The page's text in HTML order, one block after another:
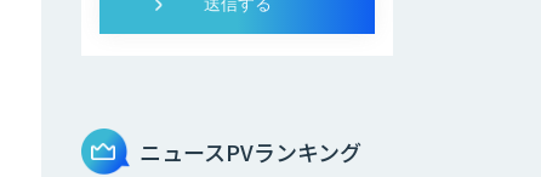
ニュースPVランキング